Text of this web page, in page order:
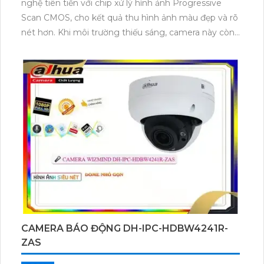
4.0 MP, tiết kiệm 50% dung lượng. Hỗ trợ phát hiện
chuyển động và con người với công nghệ ONVIF.
nghệ tiên tiến với chip xử lý hình ảnh Progressive
Scan CMOS, cho kết quả thu hình ảnh màu đẹp và rõ
nét hơn. Khi môi trường thiếu sáng, camera này còn
30m, đảm bảo cho việc giám sát trong điều kiện ánh
sáng yếu. Camera cũng được trang bị công nghệ IP
POE, giúp xử lý hình ảnh sắc nét đến 2.0 MP mà vẫn
tiết kiệm băng thông. Hơn nữa, camera còn tích hợp
công nghệ nhìn đêm chất lượng Hồng Ngoại thông
minh Smart IR, cho chất lượng hình ảnh ban đêm tốt
hơn.
CAMERA BÁO ĐỘNG DH-IPC-HDBW4241R-
ZAS